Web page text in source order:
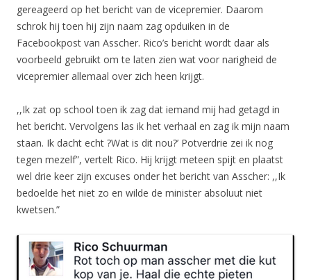
gereageerd op het bericht van de vicepremier. Daarom
schrok hij toen hij zijn naam zag opduiken in de
Facebookpost van Asscher. Rico’s bericht wordt daar als
voorbeeld gebruikt om te laten zien wat voor narigheid de
vicepremier allemaal over zich heen krijgt.
,,Ik zat op school toen ik zag dat iemand mij had getagd in
het bericht. Vervolgens las ik het verhaal en zag ik mijn naam
staan. Ik dacht echt ?Wat is dit nou?’ Potverdrie zei ik nog
tegen mezelf”, vertelt Rico. Hij krijgt meteen spijt en plaatst
wel drie keer zijn excuses onder het bericht van Asscher: ,,Ik
bedoelde het niet zo en wilde de minister absoluut niet
kwetsen.”